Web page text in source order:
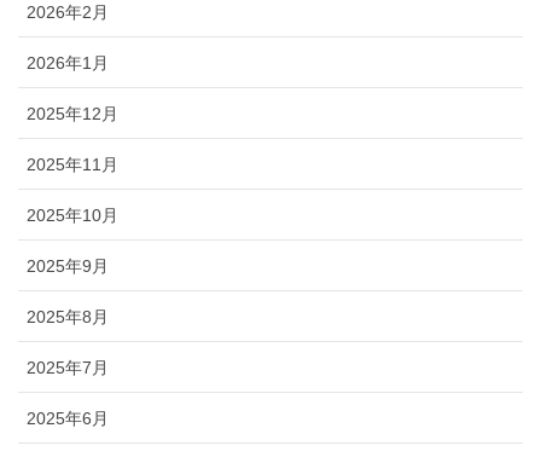
2026年2月
2026年1月
2025年12月
2025年11月
2025年10月
2025年9月
2025年8月
2025年7月
2025年6月